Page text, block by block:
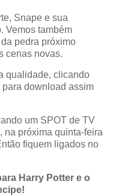
Snape e sua
Vemos também
pedra próximo
cenas novas.
qualidade, clicando
download assim
um SPOT de TV
na próxima quinta-feira
fiquem ligados no
Harry Potter e o